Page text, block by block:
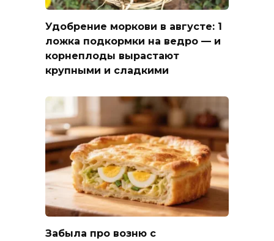
Удобрение моркови в августе: 1
ложка подкормки на ведро — и
корнеплоды вырастают
крупными и сладкими
Забыла про возню с